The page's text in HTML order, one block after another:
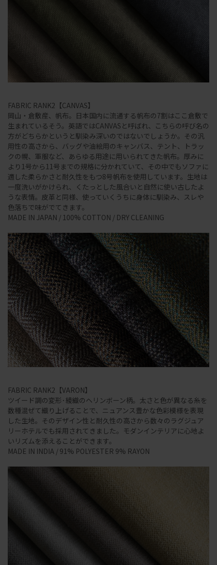
FABRIC RANK2【CANVAS】
岡山・倉敷産、帆布。日本国内に流通する帆布の7割はここ倉敷で
生まれているそう。英語ではCANVASと呼ばれ、こちらの呼び名の
方がどちらかというと馴染み深いのではないでしょうか。その汎
用性の高さから、バッグや油絵用のキャンバス、テント、トラッ
クの幌、軍服など、あらゆる用途に用いられてきた帆布。厚みに
より1号から11号までの規格に分かれていて、その中でもソファに
適した柔らかさと耐久性をもつ8号帆布を使用しています。生地は
一度洗いがかけられ、くたっとした風合いと自然に使い古したよ
うな表情。皮革と同様、使っていくうちに身体に馴染み、スレや
色落ちで味がでてきます。
MADE IN JAPAN / 100% COTTON / DRY CLEANING
FABRIC RANK2【VARON】
ツイード調の変形･綾織のヘリンボーン柄。太さと色が異なる糸を
数種混ぜて織り上げることで、ニュアンス豊かな色彩模様を表現
した生地。そのデザイン性と耐久性の高さから数々のラグジュア
リーホテルでも採用されてきました。モダンインテリアに心地よ
いリズムを添えることができます。
MADE IN INDIA / 91% POLYESTER 9% RAYON